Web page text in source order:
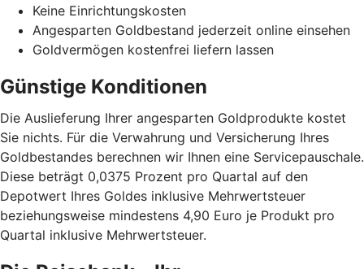
Keine Einrichtungskosten
Angesparten Goldbestand jederzeit online einsehen
Goldvermögen kostenfrei liefern lassen
Günstige Konditionen
Die Auslieferung Ihrer angesparten Goldprodukte kostet
Sie nichts. Für die Verwahrung und Versicherung Ihres
Goldbestandes berechnen wir Ihnen eine Servicepauschale.
Diese beträgt 0,0375 Prozent pro Quartal auf den
Depotwert Ihres Goldes inklusive Mehrwertsteuer
beziehungsweise mindestens 4,90 Euro je Produkt pro
Quartal inklusive Mehrwertsteuer.